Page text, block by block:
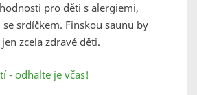
pro děti s alergiemi,
srdíčkem. Finskou saunu by
zcela zdravé děti.
- odhalte je včas!